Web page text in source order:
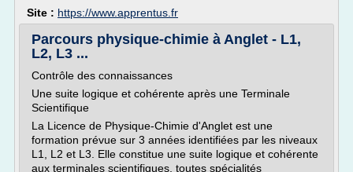
Site : https://www.apprentus.fr
Parcours physique-chimie à Anglet - L1,
L2, L3 ...
Contrôle des connaissances
Une suite logique et cohérente après une Terminale
Scientifique
La Licence de Physique-Chimie d'Anglet est une
formation prévue sur 3 années identifiées par les niveaux
L1, L2 et L3. Elle constitue une suite logique et cohérente
aux terminales scientifiques, toutes spécialités